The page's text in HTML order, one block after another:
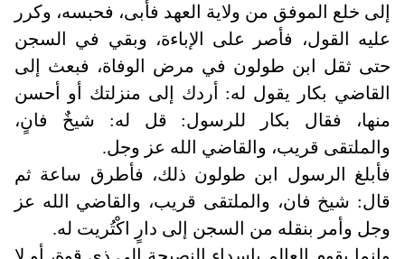
إلى خلع الموفق من ولاية العهد فأبى، فحبسه، وكرر
عليه القول، فأصر على الإباءة، وبقي في السجن
حتى ثقل ابن طولون في مرض الوفاة، فبعث إلى
القاضي بكار يقول له: أردك إلى منزلتك أو أحسن
منها، فقال بكار للرسول: قل له: شيخٌ فانٍ،
والملتقى قريب، والقاضي الله عز وجل.
فأبلغ الرسول ابن طولون ذلك، فأطرق ساعة ثم
قال: شيخ فان، والملتقى قريب، والقاضي الله عز
وجل وأمر بنقله من السجن إلى دارٍ اكْتُريت له.